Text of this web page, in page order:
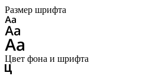
Размер шрифта
Цвет фона и шрифта